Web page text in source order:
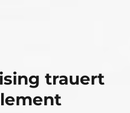
trauert